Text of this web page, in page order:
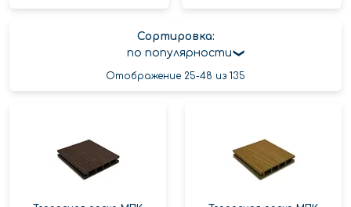
Сортировка:
по популярности
Отображение 25-48 из 135